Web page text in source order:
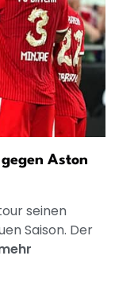
Aston
seinen
Saison. Der